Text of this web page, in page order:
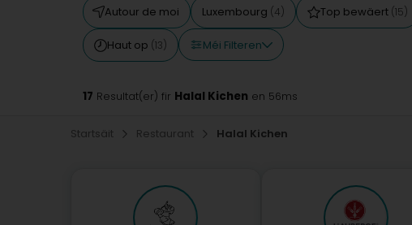
Autour de moi Luxembourg (4) Top bewäert (15)
Haut op (13) Méi Filteren
17 Resultat(er) fir Halal Kichen en 56ms
Startsäit Restaurant Halal Kichen